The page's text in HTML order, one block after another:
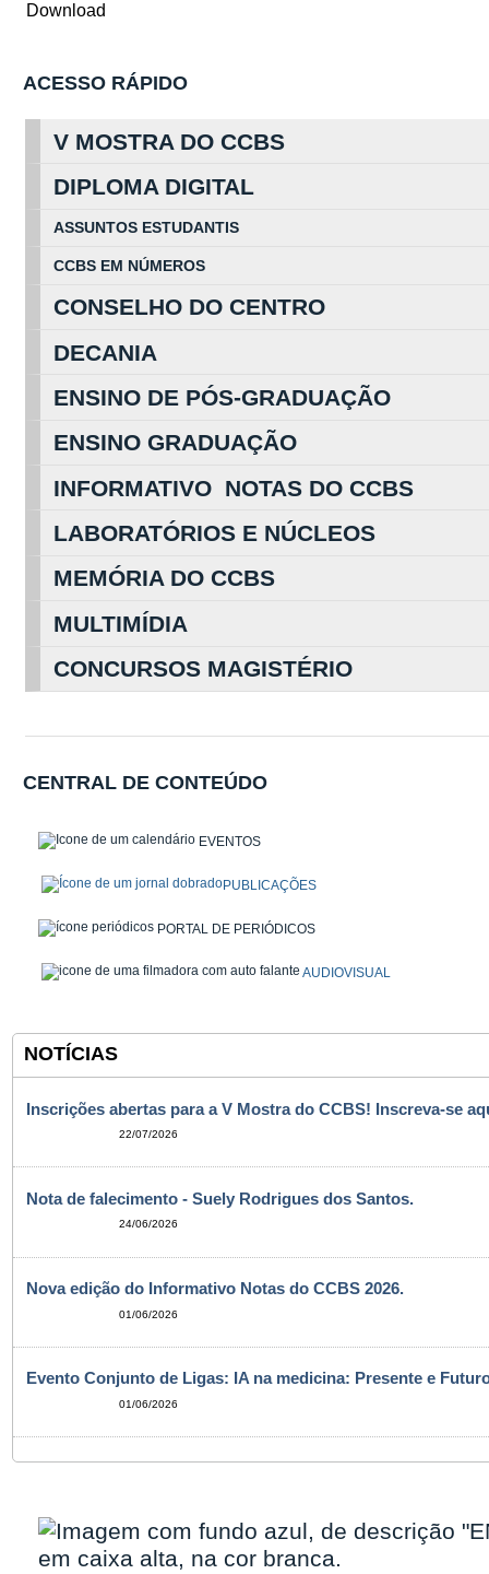
Download
ACESSO RÁPIDO
V MOSTRA DO CCBS
DIPLOMA DIGITAL
ASSUNTOS ESTUDANTIS
CCBS EM NÚMEROS
CONSELHO DO CENTRO
DECANIA
ENSINO DE PÓS-GRADUAÇÃO
ENSINO GRADUAÇÃO
INFORMATIVO NOTAS DO CCBS
LABORATÓRIOS E NÚCLEOS
MEMÓRIA DO CCBS
MULTIMÍDIA
CONCURSOS MAGISTÉRIO
CENTRAL DE CONTEÚDO
EVENTOS
PUBLICAÇÕES
PORTAL DE PERIÓDICOS
AUDIOVISUAL
NOTÍCIAS
Inscrições abertas para a V Mostra do CCBS! Inscreva-se
22/07/2026
Nota de falecimento - Suely Rodrigues dos Santos.
24/06/2026
Nova edição do Informativo Notas do CCBS 2026.
01/06/2026
Evento Conjunto de Ligas: IA na medicina: Presente e
01/06/2026